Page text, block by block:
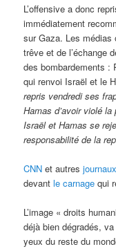
L’offensive a donc
immédiatement
sur Gaza. Les médias
trêve et de l’échange
des bombardements :
qui renvoi Israël et le
repris vendredi ses
Hamas d’avoir violé
Israël et Hamas se
responsabilité de la
CNN et autresjournaux
devantle carnage qui
L’image « droits
déjà bien dégradés,
yeux du reste du